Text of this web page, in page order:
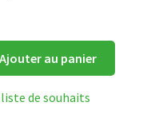
Ajouter au panier
de souhaits